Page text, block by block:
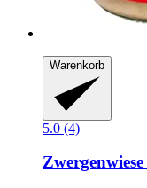
Warenkorb
5.0 (4)
Zwergenwiese